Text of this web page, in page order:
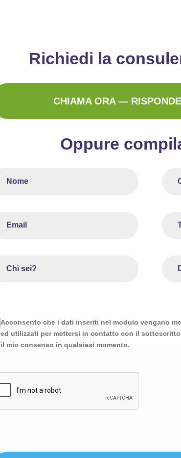
Richiedi la
CHIAMA ORA —
Oppure
Acconsento che i dati inseriti nel modulo vengano
ed utilizzati per mettersi in contatto con il
il mio consenso in qualsiasi momento.